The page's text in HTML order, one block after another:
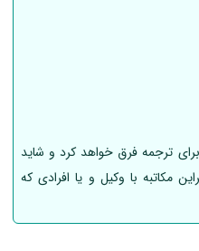
ترجمه فرق خواهد کرد و شاید
مکاتبه با وکیل و یا افرادی که